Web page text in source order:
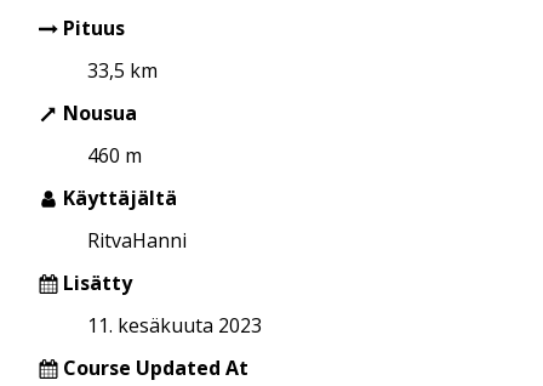
Pituus
33,5 km
Nousua
460 m
Käyttäjältä
RitvaHanni
Lisätty
11. kesäkuuta 2023
Course Updated At